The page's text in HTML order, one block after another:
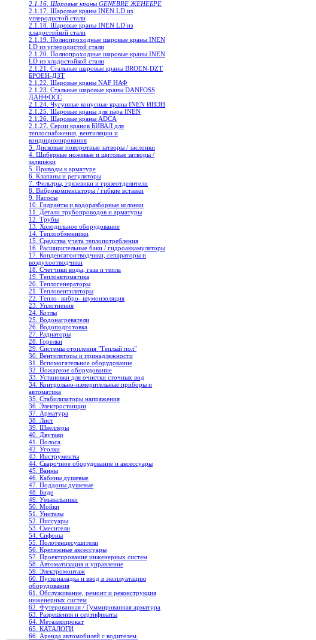
2.1.16. Шаровые краны GENEBRE ЖЕНЕБРЕ
2.1.17. Шаровые краны INEN LD из
углеродистой стали
2.1.18. Шаровые краны INEN LD из
хладостойкой стали
2.1.19. Полнопроходные шаровые краны INEN
LD из углеродистой стали
2.1.20. Полнопроходные шаровые краны INEN
LD из хладостойкой стали
2.1.21. Стальные шаровые краны BROEN-DZT
БРОЕН-ДЗТ
2.1.22. Шаровые краны NAF НАФ
2.1.23. Стальные шаровые краны DANFOSS
ДАНФОСС
2.1.24. Чугунные конусные краны INEN ИНЭН
2.1.25. Шаровые краны для пара INEN
2.1.26. Шаровые краны ADCA
2.1.27. Серии кранов БИВАЛ для
теплоснабжения, вентиляции и
кондиционирования
3. Дисковые поворотные затворы / заслонки
4. Шиберные ножевые и щитовые затворы /
задвижки
5. Приводы к арматуре
6. Клапаны и регуляторы
7. Фильтры, грязевики и грязеотделители
8. Виброкомпенсаторы / гибкие вставки
9. Насосы
10. Гидранты и водоразборные колонки
11. Детали трубопроводов и арматуры
12. Трубы
13. Холодильное oборудование
14. Теплообменники
15. Средства учета теплопотребления
16. Расширительные баки / гидроаккамуляторы
17. Конденсатоотводчики, сепараторы и
воздухоотводчики
18. Счетчики воды, газа и тепла
19. Теплоавтоматика
20. Теплогенераторы
21. Тепловентиляторы
22. Тепло- вибро- шумоизоляция
23. Уплотнения
24. Котлы
25. Водонагреватели
26. Водоподготовка
27. Радиаторы
28. Горелки
29. Системы отопления "Теплый пол"
30. Вентиляторы и принадлежности
31. Вспомогательное оборудование
32. Пожарное оборудование
33. Установки для очистки сточных вод
34. Контрольно-измерительные приборы и
автоматика
35. Стабилизаторы напряжения
36. Электростанции
37. Арматура
38. Лист
39. Швеллеры
40. Двутавр
41. Полоса
42. Уголки
43. Инструменты
44. Сварочное оборудование и аксессуары
45. Ванны
46. Кабины душевые
47. Поддоны душевые
48. Биде
49. Умывальники
50. Мойки
51. Унитазы
52. Писсуары
53. Смесители
54. Сифоны
55. Полотенцесушители
56. Крепежные аксессуары
57. Проектирование инженерных систем
58. Автоматизация и управление
59. Электромонтаж
60. Пусконаладка и ввод в эксплуатацию
оборудования
61. Обслуживание, ремонт и реконструкция
инженерных систем
62. Футерованная / Гуммированная арматура
63. Разрешения и сертификаты
64. Металлопрокат
65. КАТАЛОГИ
66. Аренда автомобилей с водителем.